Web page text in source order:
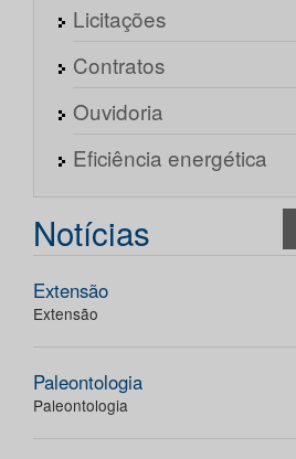
Licitações
Contratos
Ouvidoria
Eficiência energética
Notícias
Extensão
Extensão
Paleontologia
Paleontologia